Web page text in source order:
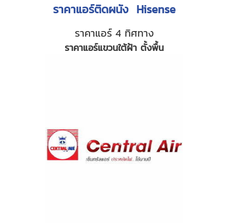
ราคาแอร์ติดผนัง Hisense
ราคาแอร์ 4 ทิศทาง
ราคาแอร์แขวนใต้ฝ้า ตั้งพื้น